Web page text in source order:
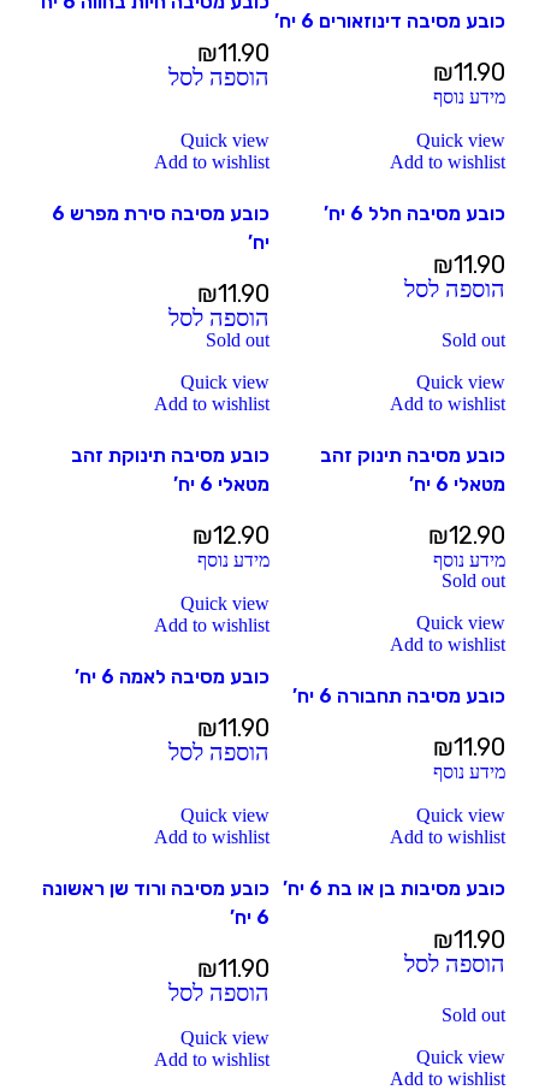
כובע מסיבה דינוזאורים 6 יח’
₪11.90
מידע נוסף
₪11.90
הוספה לסל
Quick view
Add to wishlist
כובע מסיבה חלל 6 יח’
₪11.90
הוספה לסל
Quick view
Add to wishlist
כובע מסיבה סירת מפרש 6
יח’
₪11.90
הוספה לסל
Sold out
Quick view
Add to wishlist
כובע מסיבה תינוק זהב
מטאלי 6 יח’
₪12.90
מידע נוסף
Sold out
Quick view
Add to wishlist
כובע מסיבה תינוקת זהב
מטאלי 6 יח’
₪12.90
מידע נוסף
Sold out
Quick view
Add to wishlist
כובע מסיבה תחבורה 6 יח’
₪11.90
מידע נוסף
Quick view
Add to wishlist
כובע מסיבה לאמה 6 יח’
₪11.90
הוספה לסל
Quick view
Add to wishlist
כובע מסיבות בן או בת 6 יח’
₪11.90
הוספה לסל
Quick view
Add to wishlist
כובע מסיבה ורוד שן ראשונה
6 יח’
₪11.90
הוספה לסל
Sold out
Quick view
Add to wishlist
Quick view
Add to wishlist